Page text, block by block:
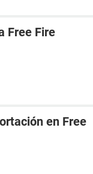
Free Fire
en Free